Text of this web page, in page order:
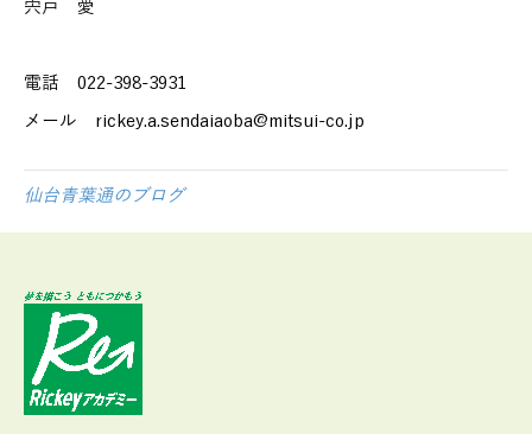
宍戸 愛
電話 022-398-3931
メール rickey.a.sendaiaoba@mitsui-co.jp
仙台青葉通のブログ